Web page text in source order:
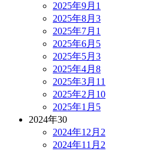
2025年9月 1
2025年8月 3
2025年7月 1
2025年6月 5
2025年5月 3
2025年4月 8
2025年3月 11
2025年2月 10
2025年1月 5
2024年30
2024年12月 2
2024年11月 2